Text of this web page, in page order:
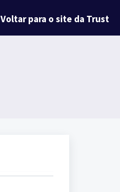
Voltar para o site da Trust